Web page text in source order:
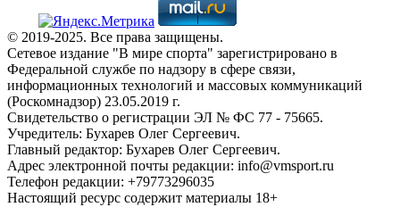
© 2019-2025. Все права защищены.
Сетевое издание "В мире спорта" зарегистрировано в
Федеральной службе по надзору в сфере связи,
информационных технологий и массовых коммуникаций
(Роскомнадзор) 23.05.2019 г.
Свидетельство о регистрации ЭЛ № ФС 77 - 75665.
Учредитель: Бухарев Олег Сергеевич.
Главный редактор: Бухарев Олег Сергеевич.
Адрес электронной почты редакции: info@vmsport.ru
Телефон редакции: +79773296035
Настоящий ресурс содержит материалы 18+